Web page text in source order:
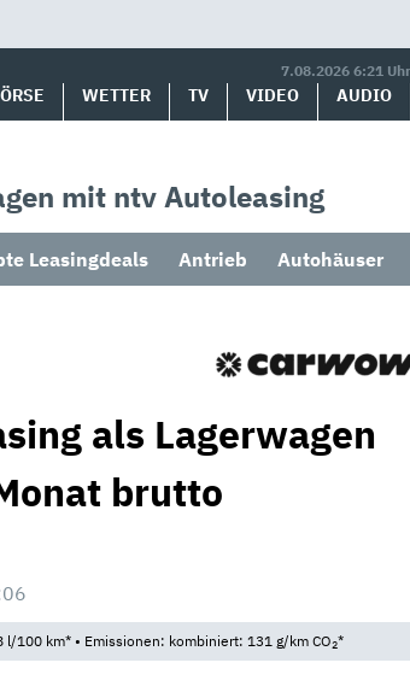
7.08.2026 6:21
WETTER TV VIDEO AUDIO
mit ntv Autoleasing
Leasingdeals Antrieb Autohäuser
als Lagerwagen
brutto
100 km* • Emissionen: kombiniert: 131 g/km CO2*